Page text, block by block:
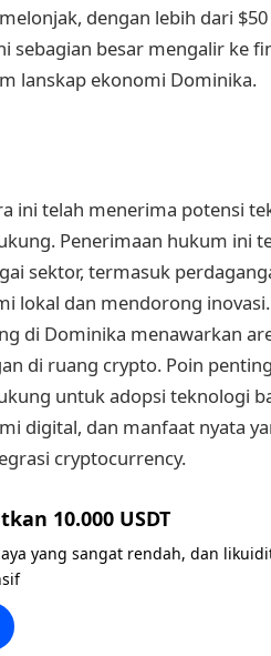
dengan lebih dari
sebagian besar mengalir ke
lanskap ekonomi Dominika.
ini telah menerima potensi
Penerimaan hukum ini
sektor, termasuk
lokal dan mendorong
di Dominika menawarkan
di ruang crypto. Poin
untuk adopsi teknologi
digital, dan manfaat nyata
cryptocurrency.
10.000 USDT
yang sangat rendah, dan